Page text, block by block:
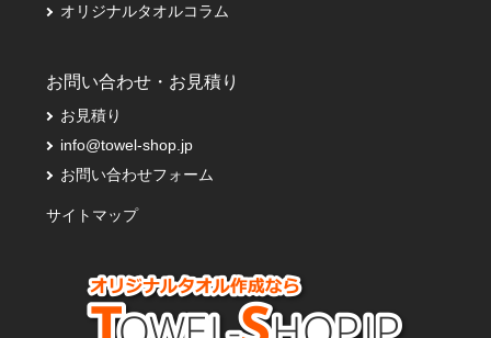
オリジナルタオルコラム
お問い合わせ・お見積り
お見積り
info@towel-shop.jp
お問い合わせフォーム
サイトマップ